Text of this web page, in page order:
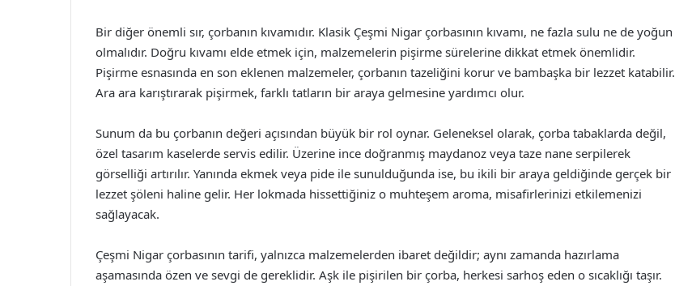
Bir diğer önemli sır, çorbanın kıvamıdır. Klasik Çeşmi Nigar çorbasının kıvamı, ne fazla sulu ne de yoğun
olmalıdır. Doğru kıvamı elde etmek için, malzemelerin pişirme sürelerine dikkat etmek önemlidir.
Pişirme esnasında en son eklenen malzemeler, çorbanın tazeliğini korur ve bambaşka bir lezzet katabilir.
Ara ara karıştırarak pişirmek, farklı tatların bir araya gelmesine yardımcı olur.
Sunum da bu çorbanın değeri açısından büyük bir rol oynar. Geleneksel olarak, çorba tabaklarda değil,
özel tasarım kaselerde servis edilir. Üzerine ince doğranmış maydanoz veya taze nane serpilerek
görselliği artırılır. Yanında ekmek veya pide ile sunulduğunda ise, bu ikili bir araya geldiğinde gerçek bir
lezzet şöleni haline gelir. Her lokmada hissettiğiniz o muhteşem aroma, misafirlerinizi etkilemenizi
sağlayacak.
Çeşmi Nigar çorbasının tarifi, yalnızca malzemelerden ibaret değildir; aynı zamanda hazırlama
aşamasında özen ve sevgi de gereklidir. Aşk ile pişirilen bir çorba, herkesi sarhoş eden o sıcaklığı taşır.